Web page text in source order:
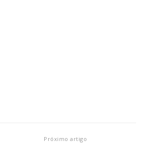
Próximo artigo